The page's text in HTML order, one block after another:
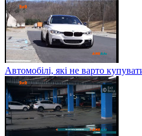
Автомобілі, які не варто